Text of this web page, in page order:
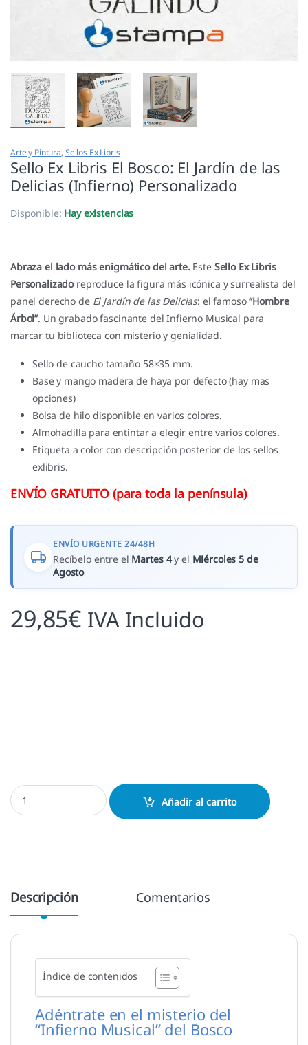
Arte y Pintura, Sellos Ex Libris
Sello Ex Libris El Bosco: El Jardín de las
Delicias (Infierno) Personalizado
Disponible: Hay existencias
Abraza el lado más enigmático del arte.Este Sello Ex Libris
Personalizadoreproduce la figura más icónica y surrealista del
panel derecho de El Jardín de las Delicias: el famoso“Hombre
Árbol”. Un grabado fascinante del Infierno Musical para
marcar tu biblioteca con misterio y genialidad.
Sello de caucho tamaño 58×35 mm.
Base y mango madera de haya por defecto (hay mas
opciones)
Bolsa de hilo disponible en varios colores.
Almohadilla para entintar a elegir entre varios colores.
Etiqueta a color con descripción posterior de los sellos
exlibris.
ENVÍO GRATUITO (para toda la península)
ENVÍO URGENTE 24/48H
Recíbelo entre el Martes 4y el Miércoles 5 de
Agosto
29,85€ IVA Incluido
Sello Ex Libris El Bosco: El Jardín de las Delicias (Infierno)
Añadir al carrito
Descripción Comentarios
Índice de contenidos
Adéntrate en el misterio del
“Infierno Musical” del Bosco